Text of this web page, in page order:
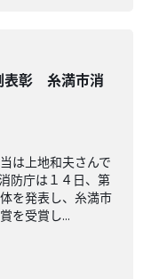
表彰 糸満市消
は上地和夫さんで
防庁は１４日、第
を発表し、糸満市
を受賞し...